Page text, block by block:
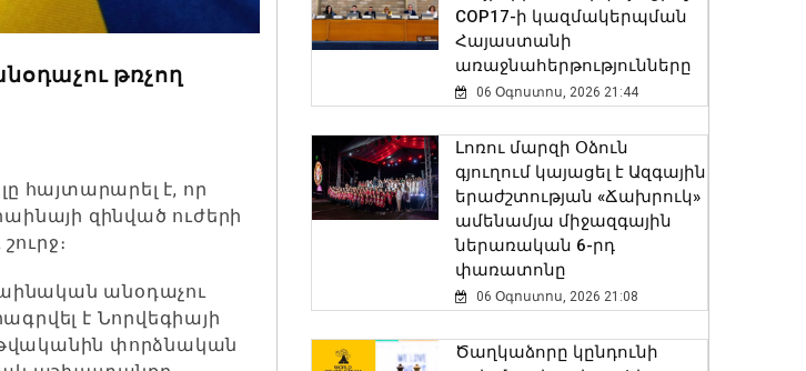
թռչող
հայտարարել է, որ
զինված ուժերի
անօդաչու
է Նորվեգիայի
փորձնական
COP17-ի կազմակերպման
Հայաստանի
առաջնահերթությունները
06 Օգոստոս, 2026 21:44
Լոռու մարզի Օձուն
գյուղում կայացել է Ազգային
երաժշտության «Ճախրուկ»
ամենամյա միջազգային
ներառական 6-րդ
փառատոնը
06 Օգոստոս, 2026 21:08
Ծաղկաձորը կընդունի